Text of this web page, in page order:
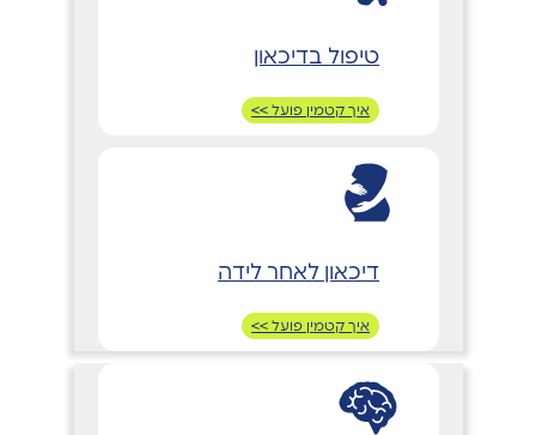
טיפול בדיכאון
איך קטמין פועל >>
דיכאון לאחר לידה
איך קטמין פועל >>